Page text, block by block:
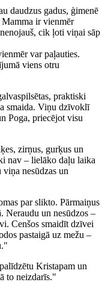
daudzus gadus, ģimenē
ir vienmēr
cik ļoti viņai sāp
var paļauties.
viens otru
praktiski
smaida. Viņu dzīvoklī
Poga, priecējot visu
zirņus, gurķus un
nav – lielāko daļu laika
viņa nesūdzas un
par slikto. Pārmaiņus
Neraudu un nesūdzos –
Cenšos smaidīt dzīvei
pastaigā uz mežu –
Kristapam un
to neizdarīs."